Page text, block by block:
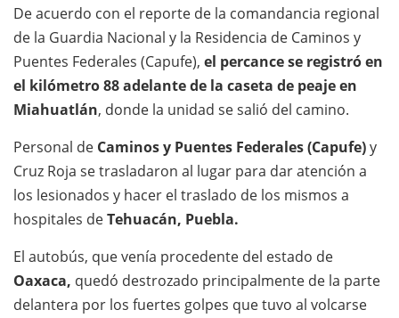
De acuerdo con el reporte de la comandancia regional
de la Guardia Nacional y la Residencia de Caminos y
Puentes Federales (Capufe), el percance se registró en
el kilómetro 88 adelante de la caseta de peaje en
Miahuatlán, donde la unidad se salió del camino.
Personal de Caminos y Puentes Federales (Capufe)y
Cruz Roja se trasladaron al lugar para dar atención a
los lesionados y hacer el traslado de los mismos a
hospitales deTehuacán, Puebla.
El autobús, que venía procedente del estado de
Oaxaca, quedó destrozado principalmente de la parte
delantera por los fuertes golpes que tuvo al volcarse